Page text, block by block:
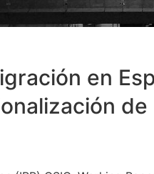
en